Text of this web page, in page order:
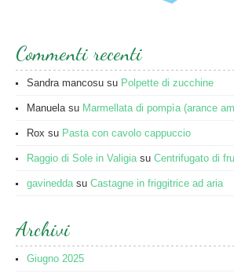
Commenti recenti
Sandra mancosu su Polpette di zucchine
Manuelasu Marmellata di pompìa (arance
Rox su Pasta con cavolo cappuccio
Raggio di Sole in ValigiasuCentrifugato di
gavineddasuCastagne in friggitrice ad aria
Archivi
Giugno 2025